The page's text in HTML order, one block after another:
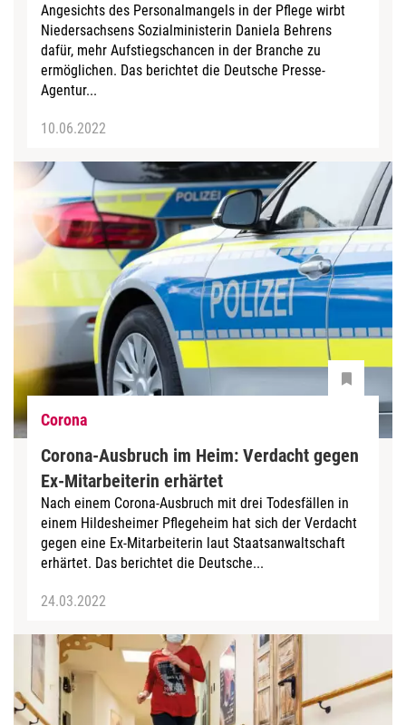
Angesichts des Personalmangels in der Pflege wirbt
Niedersachsens Sozialministerin Daniela Behrens
dafür, mehr Aufstiegschancen in der Branche zu
ermöglichen. Das berichtet die Deutsche Presse-
Agentur...
10.06.2022
Corona
Corona-Ausbruch im Heim: Verdacht gegen
Ex-Mitarbeiterin erhärtet
Nach einem Corona-Ausbruch mit drei Todesfällen in
einem Hildesheimer Pflegeheim hat sich der Verdacht
gegen eine Ex-Mitarbeiterin laut Staatsanwaltschaft
erhärtet. Das berichtet die Deutsche...
24.03.2022